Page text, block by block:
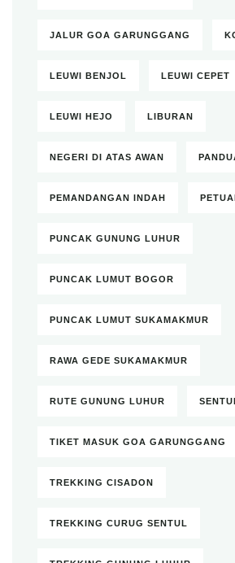
JALUR GOA GARUNGGANG
LEUWI BENJOL LEUWI CEPET
LEUWI HEJO LIBURAN
NEGERI DI ATAS AWAN
PEMANDANGAN INDAH
PUNCAK GUNUNG LUHUR
PUNCAK LUMUT BOGOR
PUNCAK LUMUT SUKAMAKMUR
RAWA GEDE SUKAMAKMUR
RUTE GUNUNG LUHUR
TIKET MASUK GOA GARUNGGANG
TREKKING CISADON
TREKKING CURUG SENTUL